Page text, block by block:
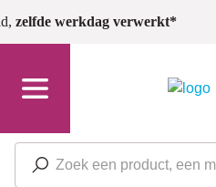
Ga naar de hoofdinhoud
zelfde werkdag verwerkt*